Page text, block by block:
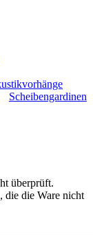
Scheibengardinen
überprüft.
die die Ware nicht